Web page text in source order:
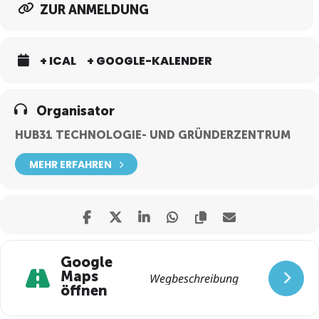
ZUR ANMELDUNG
+ ICAL + GOOGLE-KALENDER
Organisator
HUB31 TECHNOLOGIE- UND GRÜNDERZENTRUM
MEHR ERFAHREN
Google
Maps
öffnen